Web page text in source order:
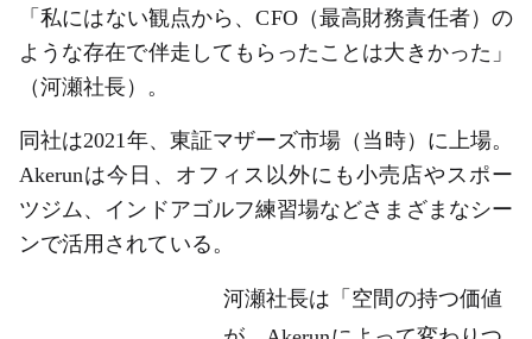
「私にはない観点から、CFO（最高財務責任者）の
ような存在で伴走してもらったことは大きかった」
（河瀬社長）。
同社は2021年、東証マザーズ市場（当時）に上場。
Akerunは今日、オフィス以外にも小売店やスポー
ツジム、インドアゴルフ練習場などさまざまなシー
ンで活用されている。
河瀬社長は「空間の持つ価値